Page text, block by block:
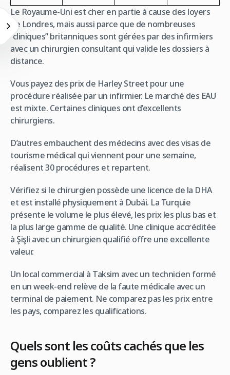
Le Royaume-Uni est cher en partie à cause des loyers
de Londres, mais aussi parce que de nombreuses
“cliniques” britanniques sont gérées par des infirmiers
avec un chirurgien consultant qui valide les dossiers à
distance.
Vous payez des prix de Harley Street pour une
procédure réalisée par un infirmier. Le marché des EAU
est mixte. Certaines cliniques ont d’excellents
chirurgiens.
D’autres embauchent des médecins avec des visas de
tourisme médical qui viennent pour une semaine,
réalisent 30 procédures et repartent.
Vérifiez si le chirurgien possède une licence de la DHA
et est installé physiquement à Dubái. La Turquie
présente le volume le plus élevé, les prix les plus bas et
la plus large gamme de qualité. Une clinique accréditée
à Şişli avec un chirurgien qualifié offre une excellente
valeur.
Un local commercial à Taksim avec un technicien formé
en un week-end relève de la faute médicale avec un
terminal de paiement. Ne comparez pas les prix entre
les pays, comparez les qualifications.
Quels sont les coûts cachés que les
gens oublient ?